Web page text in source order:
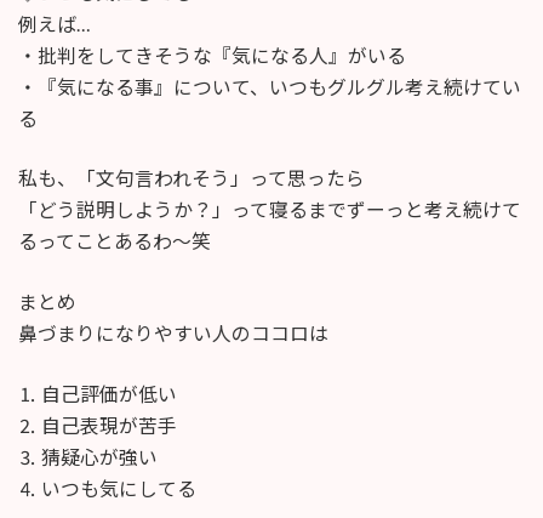
例えば…
・批判をしてきそうな『気になる人』がいる
・『気になる事』について、いつもグルグル考え続けてい
る
私も、「文句言われそう」って思ったら
「どう説明しようか？」って寝るまでずーっと考え続けて
るってことあるわ〜笑
まとめ
鼻づまりになりやすい人のココロは
⒈ 自己評価が低い
⒉ 自己表現が苦手
⒊ 猜疑心が強い
⒋ いつも気にしてる